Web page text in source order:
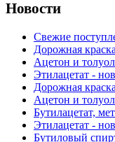
Новости
Свежие
Дорожная
Ацетон и
Этилацетат -
Дорожная
Ацетон и
Бутилацетат,
Этилацетат -
Бутиловый